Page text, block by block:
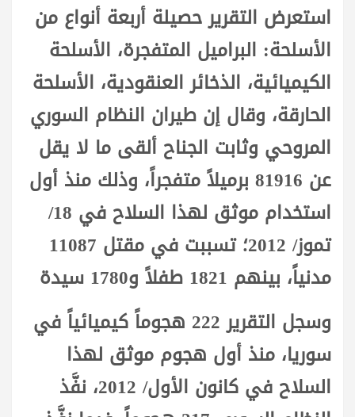
استعرض التقرير حصيلة أربعة أنواع من
الأسلحة: البراميل المتفجرة، الأسلحة
الكيميائية، الذخائر العنقودية، الأسلحة
الحارقة، وقال إن طيران النظام السوري
المروحي وثابت الجناح ألقى ما لا يقل
عن 81916 برميلاً متفجراً، وذلك منذ أول
استخدام موثق لهذا السلاح في 18/
تموز/ 2012؛ تسببت في مقتل 11087
مدنياً، بينهم 1821 طفلاً و1780 سيدة
وسجل التقرير 222 هجوماً كيميائياً في
سوريا، منذ أول هجوم موثق لهذا
السلاح في كانون الأول/ 2012، نفَّذ